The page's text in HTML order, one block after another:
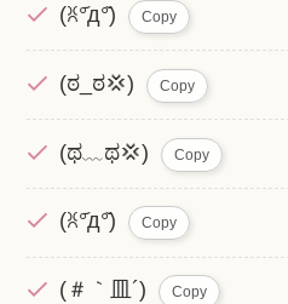
(ꐦ°᷄д°᷅) Copy
(ಠ_ಠ💢) Copy
(ಥ﹏ಥ💢) Copy
(ꐦ°᷄д°᷅) Copy
(＃｀皿´) Copy